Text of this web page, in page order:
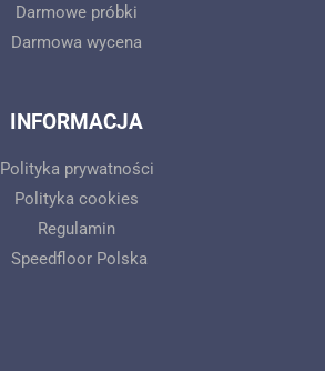
Darmowe próbki
Darmowa wycena
INFORMACJA
Polityka prywatności
Polityka cookies
Regulamin
Speedfloor Polska